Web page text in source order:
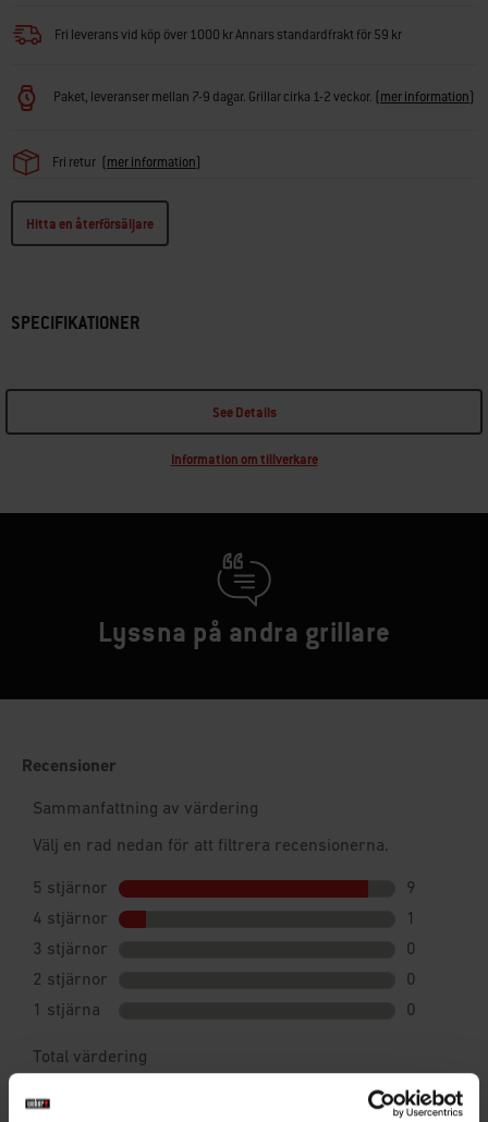
Fri leverans vid köp över 1000 kr Annars standardfrakt för 59 kr
Paket, leveranser mellan 7-9 dagar. Grillar cirka 1-2 veckor. (mer information)
Fri retur (mer information)
Hitta en återförsäljare
SPECIFIKATIONER
See Details
Information om tillverkare
Lyssna på andra grillare